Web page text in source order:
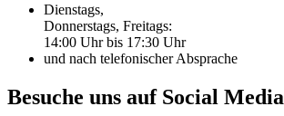
Dienstags,
Donnerstags, Freitags:
14:00 Uhr bis 17:30 Uhr
und nach telefonischer Absprache
Besuche uns auf Social Media